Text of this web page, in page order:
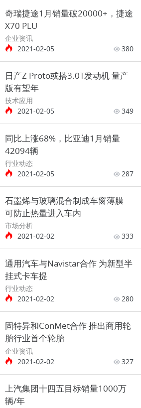
奇瑞捷途1月销量破20000+，捷途
X70 PLU
企业资讯
2021-02-05
380
日产Z Proto或搭3.0T发动机 量产
版有望年
技术应用
2021-02-05
349
同比上涨68%，比亚迪1月销量
42094辆
行业动态
2021-02-05
287
石墨烯与玻璃混合制成车窗薄膜
可防止热量进入车内
市场分析
2021-02-02
333
通用汽车与Navistar合作 为新型半
挂式卡车提
行业动态
2021-02-02
280
固特异和ConMet合作 推出商用轮
胎行业首个轮胎
企业资讯
2021-02-02
327
上汽集团十四五目标销量1000万
辆/年